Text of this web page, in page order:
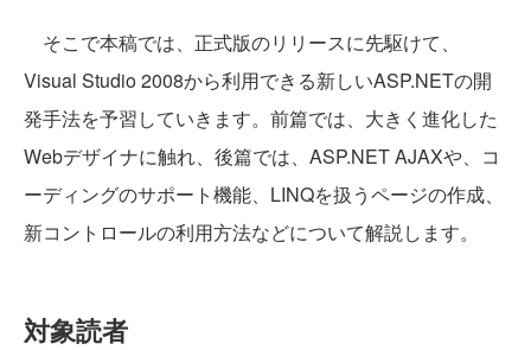
そこで本稿では、正式版のリリースに先駆けて、
Visual Studio 2008から利用できる新しいASP.NETの開
発手法を予習していきます。前篇では、大きく進化した
Webデザイナに触れ、後篇では、ASP.NET AJAXや、コ
ーディングのサポート機能、LINQを扱うページの作成、
新コントロールの利用方法などについて解説します。
対象読者